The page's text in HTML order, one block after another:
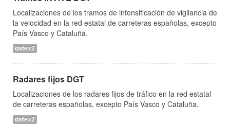
Localizaciones de los tramos de intensificación de vigilancia de
la velocidad en la red estatal de carreteras españolas, excepto
País Vasco y Cataluña.
datex2
Radares fijos DGT
Localizaciones de los radares fijos de tráfico en la red estatal
de carreteras españolas, excepto País Vasco y Cataluña.
datex2